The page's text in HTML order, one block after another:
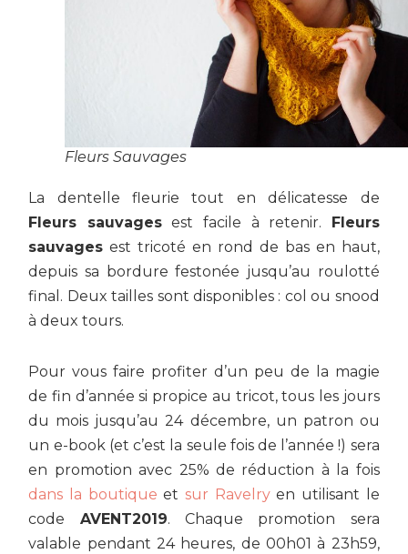
Fleurs Sauvages
La dentelle fleurie tout en délicatesse de
Fleurs sauvagesest facile à retenir.
Fleurs
sauvages est tricoté en rond de bas en haut,
depuis sa bordure festonée jusqu’au roulotté
final. Deux tailles sont disponibles : col ou snood
à deux tours.
Pour vous faire profiter d’un peu de la magie
de fin d’année si propice au tricot, tous les jours
du mois jusqu’au 24 décembre, un patron ou
un e-book (et c’est la seule fois de l’année !) sera
en promotion avec 25% de réduction à la fois
dans la boutique etsur Ravelryen utilisant le
code AVENT2019. Chaque promotion sera
valable pendant 24 heures, de 00h01 à 23h59,